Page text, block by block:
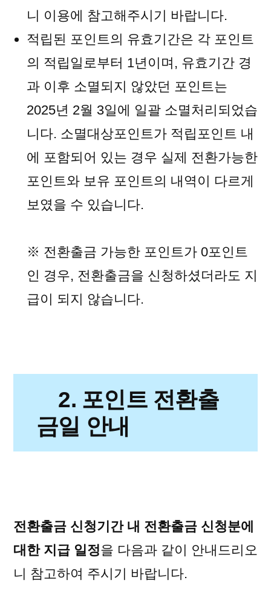
니 이용에 참고해주시기 바랍니다.
적립된 포인트의 유효기간은 각 포인트
의 적립일로부터 1년이며, 유효기간 경
과 이후 소멸되지 않았던 포인트는
2025년 2월 3일에 일괄 소멸처리되었습
니다. 소멸대상포인트가 적립포인트 내
에 포함되어 있는 경우 실제 전환가능한
포인트와 보유 포인트의 내역이 다르게
보였을 수 있습니다.
※ 전환출금 가능한 포인트가 0포인트
인 경우, 전환출금을 신청하셨더라도 지
급이 되지 않습니다.
2. 포인트 전환출
금일 안내
전환출금 신청기간 내 전환출금 신청분에
대한 지급 일정을 다음과 같이 안내드리오
니 참고하여 주시기 바랍니다.